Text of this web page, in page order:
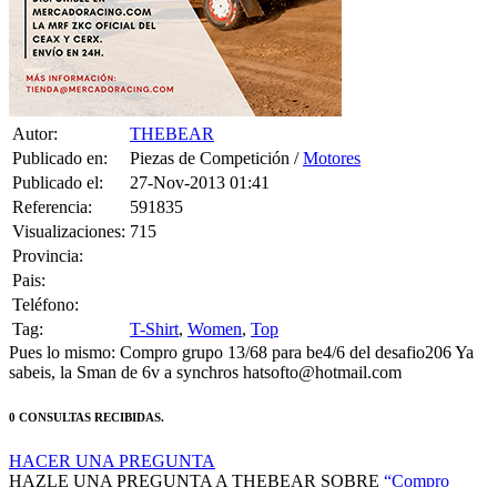
THEBEAR
Publicado en:
Piezas de Competición /
Publicado el:
27-Nov-2013 01:41
Referencia:
591835
Visualizaciones:
715
Provincia:
Pais:
Teléfono:
Tag:
Pues lo mismo: Compro grupo 13/68 para be4/6 del desafio206 Ya
sabeis, la Sman de 6v a synchros hatsofto@hotmail.com
HAZLE UNA PREGUNTA A THEBEAR SOBRE
grupo 13/68 para be4/6 del desafio206”